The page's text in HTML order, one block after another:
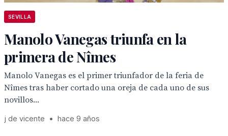
SEVILLA
Manolo Vanegas triunfa en la
primera de Nîmes
Manolo Vanegas es el primer triunfador de la feria de
Nîmes tras haber cortado una oreja de cada uno de sus
novillos...
j de vicente • hace 9 años